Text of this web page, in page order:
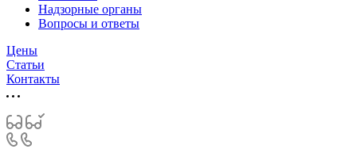
Надзорные органы
Вопросы и ответы
Цены
Статьи
Контакты